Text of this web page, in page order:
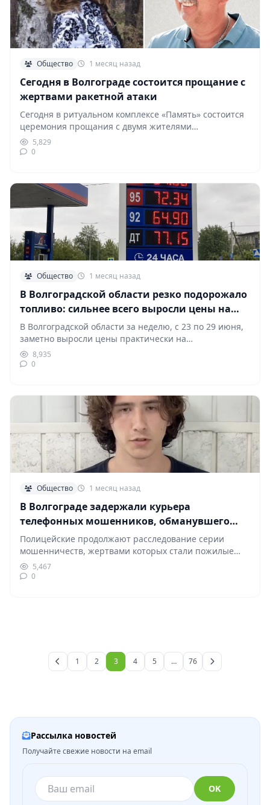
Рассылка новостей
Получайте свежие новости на email
OK
Общество 1 месяц назад
Сегодня в Волгограде состоится прощание с
жертвами ракетной атаки
Сегодня в ритуальном комплексе «Память» состоится
церемония прощания с двумя жителями
Краснооктябрьского района Волгограда, погибшими…
5,829
0
Общество 1 месяц назад
В Волгоградской области резко подорожало
топливо: сильнее всего выросли цены на
дизель
В Волгоградской области за неделю, с 23 по 29 июня,
заметно выросли цены практически на…
8,935
0
Общество 1 месяц назад
В Волгограде задержали курьера
телефонных мошенников, обманувшего
пенсионерок почти на 1,5 млн рублей
Полицейские продолжают расследование серии
мошенничеств, жертвами которых стали пожилые
жительницы Волгограда. По версии следствия,
деньги…
5,467
0
1 2 3 4 5 … 76